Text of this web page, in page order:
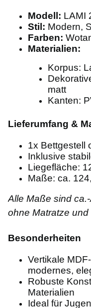
Modell: LAMI
Stil: Modern,
Farben:
Materialien:
Korpus:
matt
Kanten:
Lieferumfang &
1x Bettgestell
Inklusive
Liegefläche:
Maße: ca.
Alle Maße sind
ohne Matratze und
Besonderheiten
Vertikale
modernes,
Robuste
Materialien
Ideal für